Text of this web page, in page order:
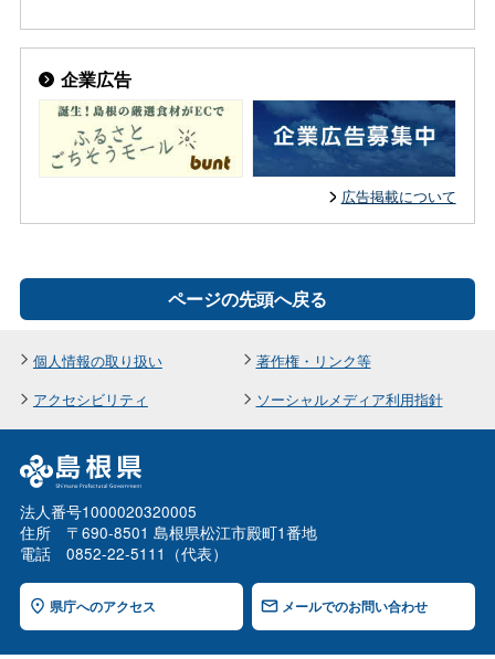
企業広告
広告掲載について
ページの先頭へ戻る
個人情報の取り扱い
著作権・リンク等
アクセシビリティ
ソーシャルメディア利用指針
法人番号1000020320005
住所 〒690-8501 島根県松江市殿町1番地
電話 0852-22-5111（代表）
県庁へのアクセス メールでのお問い合わせ